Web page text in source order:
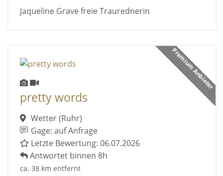
Jaqueline Grave freie Traurednerin
Premium Anbieter
pretty words
Wetter (Ruhr)
Gage: auf Anfrage
Letzte Bewertung: 06.07.2026
Antwortet binnen 8h
ca. 38 km entfernt